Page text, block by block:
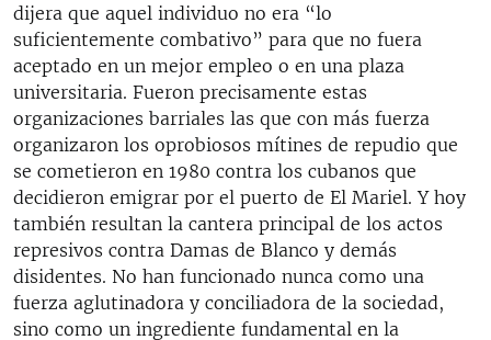
dijera que aquel individuo no era “lo
suficientemente combativo” para que no fuera
aceptado en un mejor empleo o en una plaza
universitaria. Fueron precisamente estas
organizaciones barriales las que con más fuerza
organizaron los oprobiosos mítines de repudio que
se cometieron en 1980 contra los cubanos que
decidieron emigrar por el puerto de El Mariel. Y hoy
también resultan la cantera principal de los actos
represivos contra Damas de Blanco y demás
disidentes. No han funcionado nunca como una
fuerza aglutinadora y conciliadora de la sociedad,
sino como un ingrediente fundamental en la